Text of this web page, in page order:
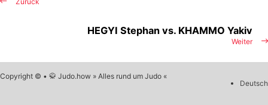
Weiter
HEGYI Stephan vs. KHAMMO Yakiv
Copyright © • 🥋 Judo.how » Alles rund um Judo «
Deutsch